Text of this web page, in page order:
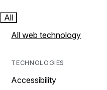
All
All web technology
TECHNOLOGIES
Accessibility